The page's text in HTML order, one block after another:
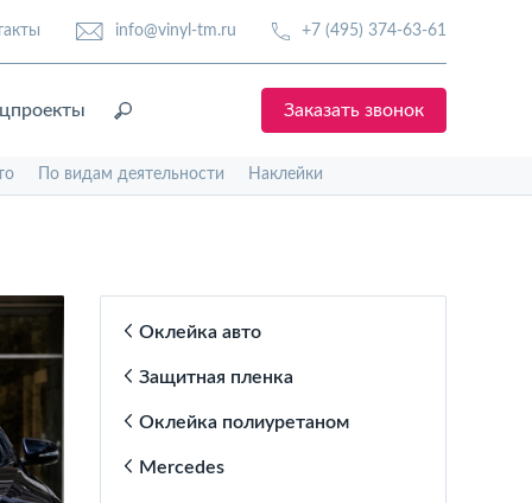
info@vinyl-tm.ru +7 (495) 374-63-61
Заказать звонок
По видам деятельности Наклейки
Оклейка авто
Защитная пленка
Оклейка полиуретаном
Mercedes